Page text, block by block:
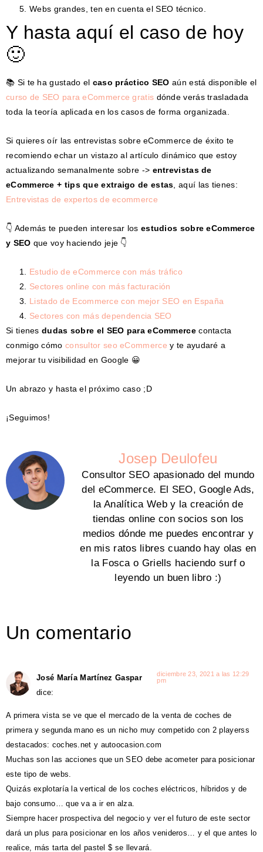
Webs grandes, ten en cuenta el SEO técnico.
Y hasta aquí el caso de hoy
🙂
📚 Si te ha gustado el caso práctico SEO aún está disponible el
curso de SEO para eCommerce gratis dónde verás trasladada
toda la teoría aplicada en los casos de forma organizada.
Si quieres oír las entrevistas sobre eCommerce de éxito te
recomiendo echar un vistazo al artículo dinámico que estoy
actualizando semanalmente sobre -> entrevistas de
eCommerce + tips que extraigo de estas, aquí las tienes:
Entrevistas de expertos de ecommerce
👇 Además te pueden interesar los estudios sobre eCommerce
y SEO que voy haciendo jeje 👇
Estudio de eCommerce con más tráfico
Sectores online con más facturación
Listado de Ecommerce con mejor SEO en España
Sectores con más dependencia SEO
Si tienes dudas sobre el SEO para eCommercecontacta
conmigo cómo consultor seo eCommerce y te ayudaré a
mejorar tu visibilidad en Google 😀
Un abrazo y hasta el próximo caso ;D
¡Seguimos!
Josep Deulofeu
Consultor SEO apasionado del mundo
del eCommerce. El SEO, Google Ads,
la Analítica Web y la creación de
tiendas online con socios son los
medios dónde me puedes encontrar y
en mis ratos libres cuando hay olas en
la Fosca o Griells haciendo surf o
leyendo un buen libro :)
Un comentario
José María Martínez Gaspar
dice:
diciembre 23, 2021 a las 12:29
pm
A primera vista se ve que el mercado de la venta de coches de
primera y segunda mano es un nicho muy competido con 2 playerss
destacados: coches.net y autoocasion.com
Muchas son las acciones que un SEO debe acometer para posicionar
este tipo de webs.
Quizás explotaría la vertical de los coches eléctricos, híbridos y de
bajo consumo… que va a ir en alza.
Siempre hacer prospectiva del negocio y ver el futuro de este sector
dará un plus para posicionar en los años venideros… y el que antes lo
realice, más tarta del pastel $ se llevará.